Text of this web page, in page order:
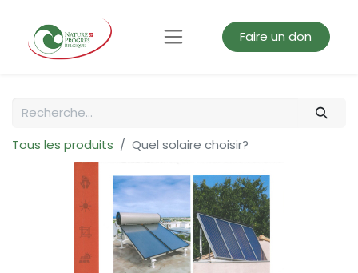
Faire un don
Tous les produits Quel solaire choisir?